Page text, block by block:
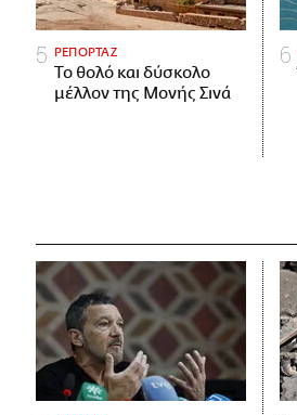
ΡΕΠΟΡΤΑΖ
Το θολό και δύσκολο
μέλλον της Μονής Σινά